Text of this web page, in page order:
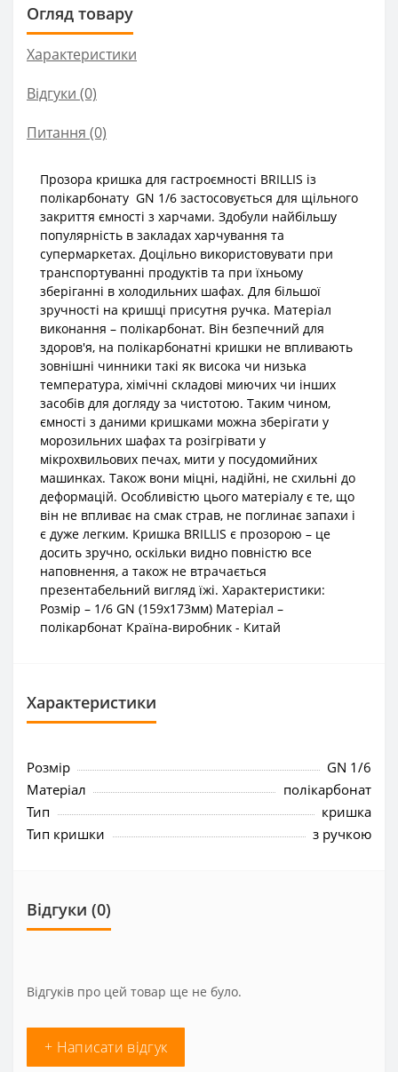
Огляд товару
Характеристики
Відгуки (0)
Питання (0)
Прозора кришка для гастроємності BRILLIS із
полікарбонату GN 1/6 застосовується для щільного
закриття ємності з харчами. Здобули найбільшу
популярність в закладах харчування та
супермаркетах. Доцільно використовувати при
транспортуванні продуктів та при їхньому
зберіганні в холодильних шафах. Для більшої
зручності на кришці присутня ручка. Матеріал
виконання – полікарбонат. Він безпечний для
здоров'я, на полікарбонатні кришки не впливають
зовнішні чинники такі як висока чи низька
температура, хімічні складові миючих чи інших
засобів для догляду за чистотою. Таким чином,
ємності з даними кришками можна зберігати у
морозильних шафах та розігрівати у
мікрохвильових печах, мити у посудомийних
машинках. Також вони міцні, надійні, не схильні до
деформацій. Особливістю цього матеріалу є те, що
він не впливає на смак страв, не поглинає запахи і
є дуже легким. Кришка BRILLIS є прозорою – це
досить зручно, оскільки видно повністю все
наповнення, а також не втрачається
презентабельний вигляд їжі. Характеристики:
Розмір – 1/6 GN (159х173мм) Матеріал –
полікарбонат Країна-виробник - Китай
Характеристики
Розмір
GN 1/6
Матеріал
полікарбонат
Тип
кришка
Тип кришки
з ручкою
Відгуки (0)
Відгуків про цей товар ще не було.
+ Написати відгук